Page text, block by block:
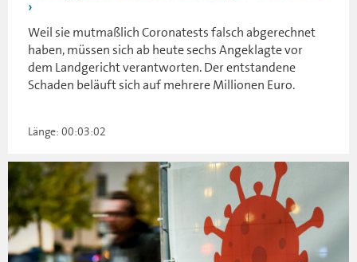
Weil sie mutmaßlich Coronatests falsch abgerechnet
haben, müssen sich ab heute sechs Angeklagte vor
dem Landgericht verantworten. Der entstandene
Schaden beläuft sich auf mehrere Millionen Euro.
Länge: 00:03:02